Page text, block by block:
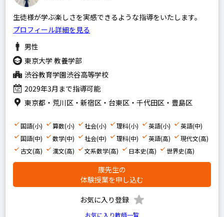
生徒様が学ぶ楽しさを実感できるような指導をいたします。
プロフィール詳細を見る
男性
東京大学 教養学部
渋谷教育学園渋谷高等学校
2029年3月まで指導可能
東京都・荒川区・新宿区・台東区・千代田区・豊島区
国語(小) 算数(小) 社会(小) 理科(小) 英語(小)
英語(中)
国語(中)
数学(中) 社会(中) 理科(中) 英語(高)
現代文(高)
古文(高)
漢文(高) 文系数学(高) 日本史(高) 世界史(高)
康先生の
体験授業を申し込む
お気に入り登録
お気に入り教師一覧